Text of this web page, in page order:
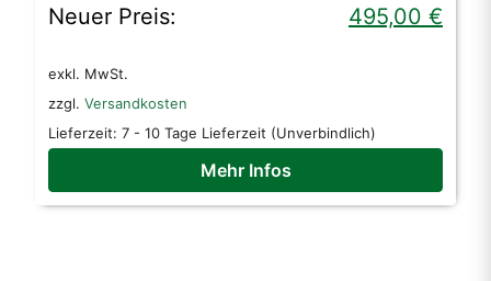
Preis
648,00 €
Neuer Preis: 495,00 €
Preis
495,00 €.
exkl. MwSt.
zzgl. Versandkosten
Lieferzeit: 7 - 10 Tage Lieferzeit (Unverbindlich)
Mehr Infos